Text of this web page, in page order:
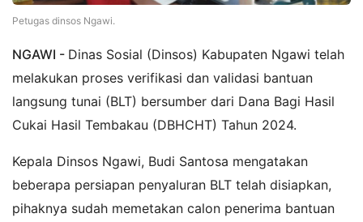
Petugas dinsos Ngawi.
NGAWI - Dinas Sosial (Dinsos) Kabupaten Ngawi telah
melakukan proses verifikasi dan validasi bantuan
langsung tunai (BLT) bersumber dari Dana Bagi Hasil
Cukai Hasil Tembakau (DBHCHT) Tahun 2024.
Kepala Dinsos Ngawi, Budi Santosa mengatakan
beberapa persiapan penyaluran BLT telah disiapkan,
pihaknya sudah memetakan calon penerima bantuan